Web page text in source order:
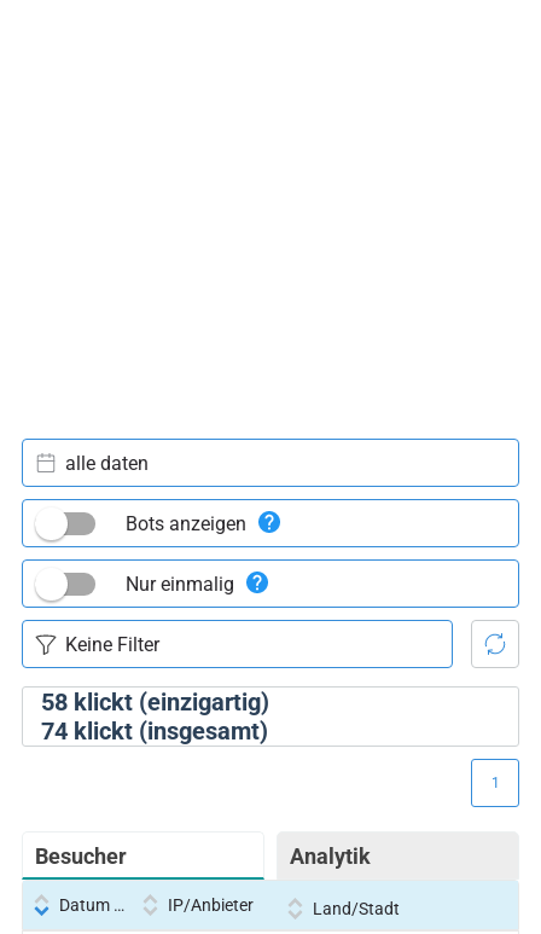
58klickt (einzigartig)
74klickt (insgesamt)
alle daten
Bots anzeigen
Nur einmalig
Besucher Analytik
1
Datum und Uhrzeit IP/Anbieter Land/Stadt